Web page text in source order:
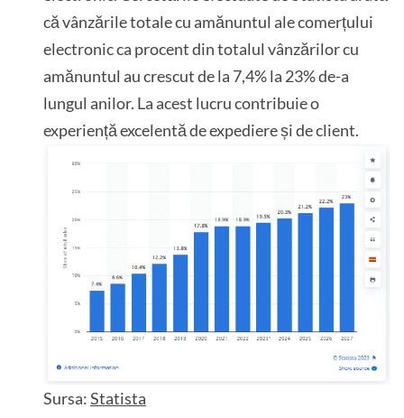
că vânzările totale cu amănuntul ale comerțului
electronic ca procent din totalul vânzărilor cu
amănuntul au crescut de la 7,4% la 23% de-a
lungul anilor. La acest lucru contribuie o
experiență excelentă de expediere și de client.
Sursa:Statista